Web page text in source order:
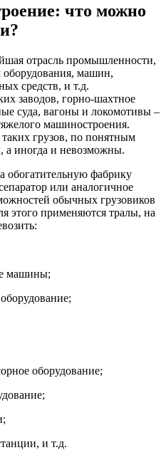
что можно
отрасль промышленности,
оборудования, машин,
средств, и т.д.
заводов, горно-шахтное
суда, вагоны и локомотивы –
машиностроения.
грузов, по понятным
а иногда и невозможны.
обогатительную фабрику
или аналогичное
обычных грузовиков
этого применяются тралы, на
машины;
оборудование;
и т.д.